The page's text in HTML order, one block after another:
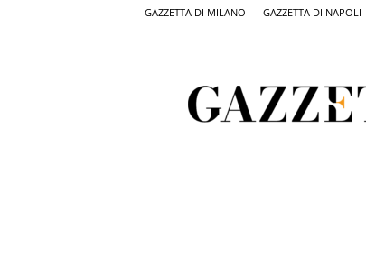
GAZZETTA DI MILANO GAZZETTA DI NAPOLI
Salerno,
il